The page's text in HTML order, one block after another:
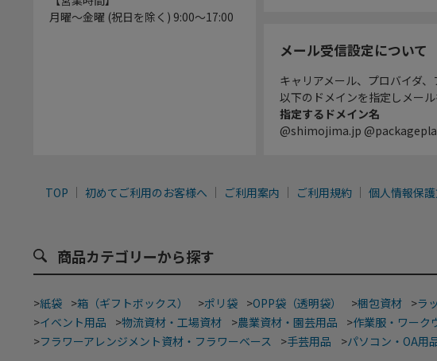
月曜～金曜 (祝日を除く) 9:00～17:00
メール受信設定について
キャリアメール、プロバイダ
以下のドメインを指定しメー
指定するドメイン名
@shimojima.jp
TOP 初めてご利用のお客様へ ご利用案内 ご利用規約 個人情報保
商品カテゴリーから探す
>紙袋 >箱（ギフトボックス） >ポリ袋 >OPP袋（透明袋） >梱包資材 >ラ
>イベント用品 >物流資材・工場資材 >農業資材・園芸用品 >作業服・ワーク
>フラワーアレンジメント資材・フラワーベース >手芸用品 >パソコン・OA用